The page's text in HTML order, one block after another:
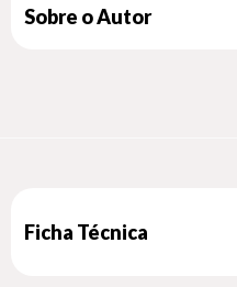
named Carrie Kelley, who
Sobre o Autor
Ficha Técnica